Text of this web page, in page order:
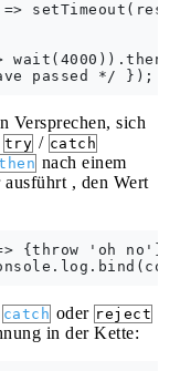
Versprechen, sich
try / catch
nach einem
, den Wert
=> {throw 'oh
catch oder reject
in der Kette: